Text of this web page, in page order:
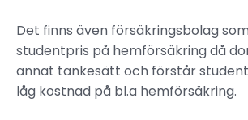
Det finns även försäkringsbolag
studentpris på hemförsäkring då
annat tankesätt och förstår
låg kostnad på bl.a hemförsäkring.